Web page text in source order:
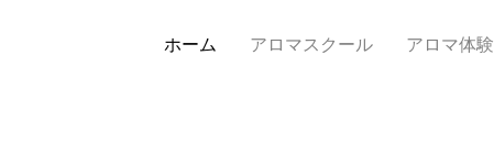
ホーム アロマスクール アロマ体験